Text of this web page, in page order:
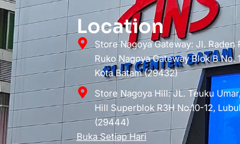
Location
Store Nagoya Gateway: Jl. Raden
Ruko Nagoya Gateway Blok B No.
Kota Batam (29432)
Store Nagoya Hill: JL. Teuku
Hill Superblok R3H No.10-12,
(29444)
Buka Setiap Hari